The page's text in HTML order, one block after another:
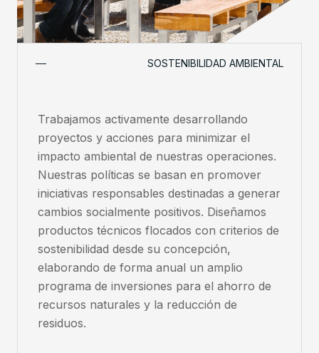
SOSTENIBILIDAD AMBIENTAL
Trabajamos activamente desarrollando
proyectos y acciones para minimizar el
impacto ambiental de nuestras operaciones.
Nuestras políticas se basan en promover
iniciativas responsables destinadas a generar
cambios socialmente positivos. Diseñamos
productos técnicos flocados con criterios de
sostenibilidad desde su concepción,
elaborando de forma anual un amplio
programa de inversiones para el ahorro de
recursos naturales y la reducción de
residuos.